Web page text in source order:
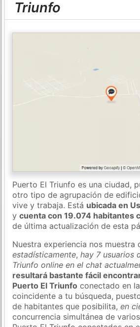
Triunfo
Puerto El Triunfo es una ciudad,
otro tipo de agrupación de
vive y trabaja. Está ubicada en
ycuenta con 19.074 habitantes
de última actualización de esta
Nuestra experiencia nos muestra
estadísticamente,hay 7 usuarios
Triunfo online en el chat
resultará bastante fácil
Puerto El Triunfo conectado en
coincidente a tu búsqueda,
de habitantes que posibilita,en
concurrencia simultánea de